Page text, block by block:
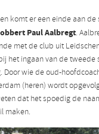
komt er een einde aan
Paul Aalbregt.
met de club uit
het ingaan van de tweede
Door wie de oud-
(heren) wordt
dat het spoedig de
maken.